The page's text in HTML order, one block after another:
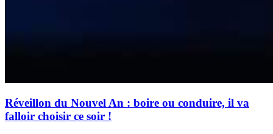
Réveillon du Nouvel An : boire ou conduire, il va
falloir choisir ce soir !